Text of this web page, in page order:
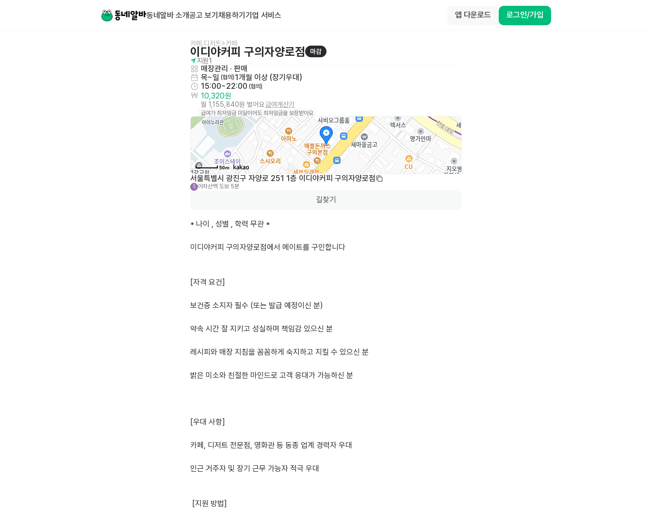
동네알바 소개공고 보기 채용하기 기업 서비스 앱 다운로드 로그인/가입
카페,디저트>카페
이디야커피 구의자양로점
마감
지원1
매장관리 · 판매
목~일 (협의) 1개월 이상 (장기우대)
15:00~22:00 (협의)
10,320원
월 1,155,840원 벌어요급여계산기
급여가 최저임금 미달이어도 최저임금을 보장받아요
50m
서울특별시 광진구 자양로 251 1층 이디야커피 구의자양로점
5 아차산역 도보 5분
길찾기
* 나이 , 성별 , 학력 무관 *
이디야커피 구의자양로점에서 메이트를 구인합니다
[자격 요건]
보건증 소지자 필수 (또는 발급 예정이신 분)
약속 시간 잘 지키고 성실하며 책임감 있으신 분
레시피와 매장 지침을 꼼꼼하게 숙지하고 지킬 수 있으신 분
밝은 미소와 친절한 마인드로 고객 응대가 가능하신 분
[우대 사항]
카페, 디저트 전문점, 영화관 등 동종 업계 경력자 우대
인근 거주자 및 장기 근무 가능자 적극 우대